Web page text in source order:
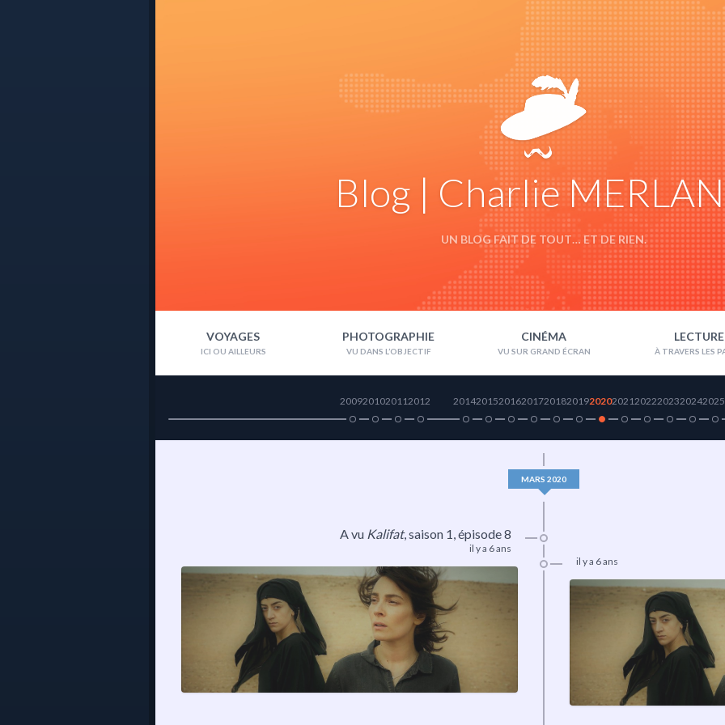
Blog | Charlie
UN BLOG FAIT DE TOUT… ET DE RIEN.
VOYAGES PHOTOGRAPHIE CINÉMA LECTURE
2009201020112012 201420152016201720182019202020212022202320242025
MARS 2020
A vu Kalifat,saison 1, épisode 8
il y a 6 ans
il y a 6 ans